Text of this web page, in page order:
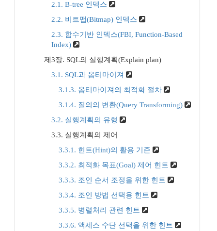
2.1. B-tree 인덱스
2.2. 비트맵(Bitmap) 인덱스
2.3. 함수기반 인덱스(FBI, Function-Based
Index)
제3장. SQL의 실행계획(Explain plan)
3.1. SQL과 옵티마이져
3.1.3. 옵티마이져의 최적화 절차
3.1.4. 질의의 변환(Query Transforming)
3.2. 실행계획의 유형
3.3. 실행계획의 제어
3.3.1. 힌트(Hint)의 활용 기준
3.3.2. 최적화 목표(Goal) 제어 힌트
3.3.3. 조인 순서 조정을 위한 힌트
3.3.4. 조인 방법 선택용 힌트
3.3.5. 병렬처리 관련 힌트
3.3.6. 액세스 수단 선택을 위한 힌트